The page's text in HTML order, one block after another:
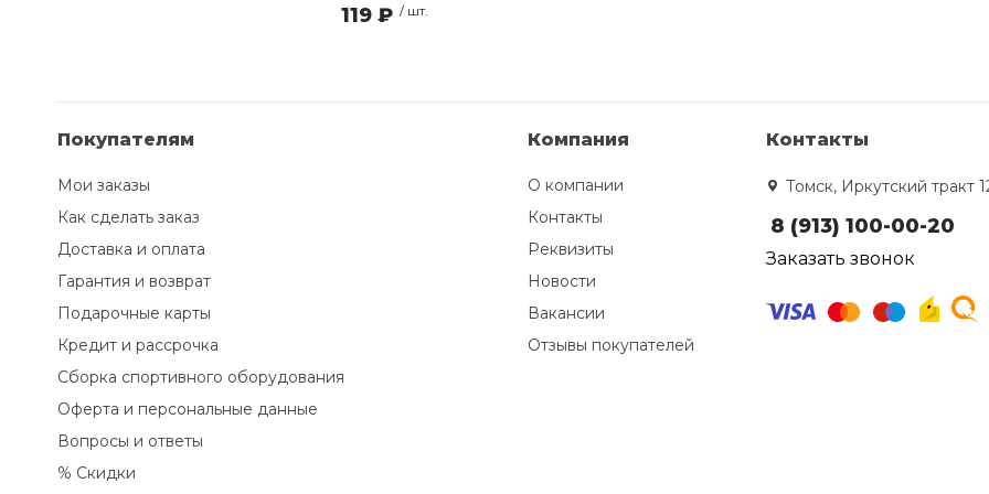
119 ₽ / шт.
Покупателям
Мои заказы
Как сделать заказ
Доставка и оплата
Гарантия и возврат
Подарочные карты
Кредит и рассрочка
Сборка спортивного оборудования
Оферта и персональные данные
Вопросы и ответы
% Скидки
Компания
О компании
Контакты
Реквизиты
Новости
Вакансии
Отзывы покупателей
Контакты
Томск, Иркутский тракт
8 (913) 100-00-20
Заказать звонок